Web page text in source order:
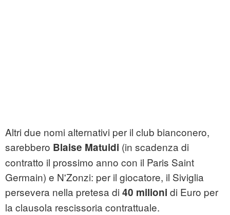
Altri due nomi alternativi per il club bianconero,
sarebbero Blaise Matuidi (in scadenza di
contratto il prossimo anno con il Paris Saint
Germain) e N'Zonzi: per il giocatore, il Siviglia
persevera nella pretesa di 40 milioni di Euro per
la clausola rescissoria contrattuale.